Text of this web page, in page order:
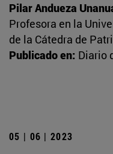
Pilar Andueza
Profesora en la
de la Cátedra de
Publicado en: Diario
05 | 06 | 2023